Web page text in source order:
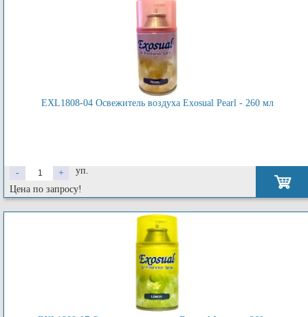
EXL1808-04 Освежитель воздуха Exosual Pearl - 260 мл
- +
уп.
Цена по запросу!